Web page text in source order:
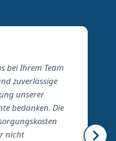
bei Ihrem Team
zuverlässige
unserer
bedanken. Die
nicht